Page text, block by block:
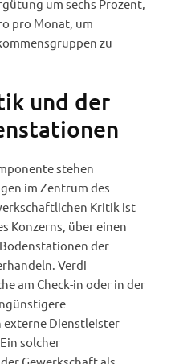
um sechs Prozent,
pro Monat, um
zu
und der
stehen
im Zentrum des
Kritik ist
Konzerns, über einen
der
Verdi
am Check-in oder in der
externe Dienstleister
solcher